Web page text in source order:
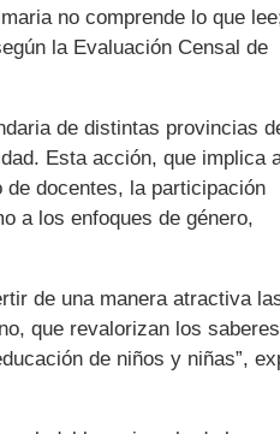
no comprende lo que
la Evaluación Censal de
de distintas provincias
Esta acción, que implica
docentes, la participación
a los enfoques de género,
de una manera atractiva
que revalorizan los saberes
de niños y niñas”,